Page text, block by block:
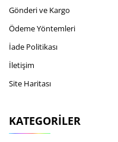
Gönderi ve Kargo
Ödeme Yöntemleri
İade Politikası
İletişim
Site Haritası
KATEGORILER